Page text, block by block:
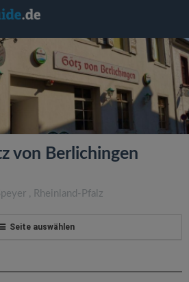
von Berlichingen
, Rheinland-Pfalz
Seite auswählen